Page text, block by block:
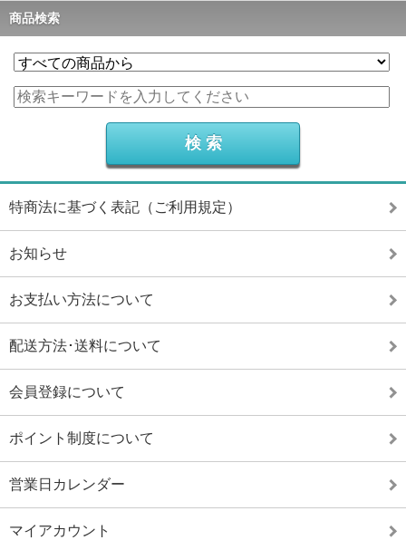
商品検索
特商法に基づく表記（ご利用規定）
お知らせ
お支払い方法について
配送方法･送料について
会員登録について
ポイント制度について
営業日カレンダー
マイアカウント